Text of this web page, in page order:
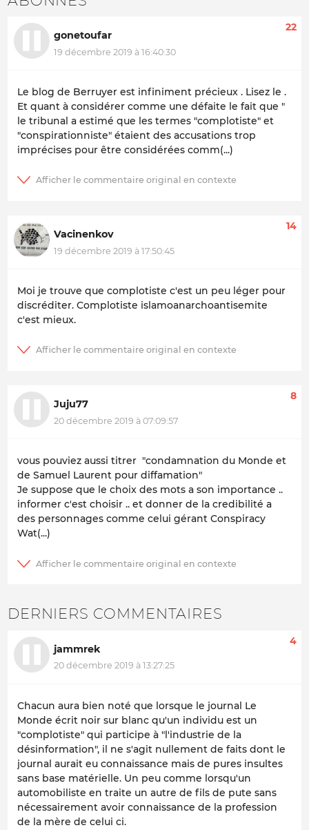
gonetoufar
19 décembre 2019 à 16:40:30
22
Le blog de Berruyer est infiniment précieux . Lisez le .
Et quant à considérer comme une défaite le fait que "
le tribunal a estimé que les termes "complotiste" et
"conspirationniste" étaient des accusations trop
imprécises pour être considérées comm(...)
Vacinenkov
19 décembre 2019 à 17:50:45
14
Moi je trouve que complotiste c'est un peu léger pour
discréditer. Complotiste islamoanarchoantisemite
c'est mieux.
Juju77
20 décembre 2019 à 07:09:57
8
vous pouviez aussi titrer "condamnation du Monde et
de Samuel Laurent pour diffamation"
Je suppose que le choix des mots a son importance ..
informer c'est choisir .. et donner de la credibilité a
des personnages comme celui gérant Conspiracy
Wat(...)
DERNIERS COMMENTAIRES
jammrek
20 décembre 2019 à 13:27:25
4
Chacun aura bien noté que lorsque le journal Le
Monde écrit noir sur blanc qu'un individu est un
"complotiste" qui participe à "l'industrie de la
désinformation", il ne s'agit nullement de faits dont le
journal aurait eu connaissance mais de pures insultes
sans base matérielle. Un peu comme lorsqu'un
automobiliste en traite un autre de fils de pute sans
nécessairement avoir connaissance de la profession
de la mère de celui ci.